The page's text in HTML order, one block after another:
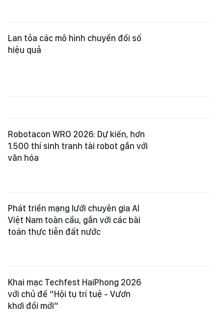
Lan tỏa các mô hình chuyển đổi số
hiệu quả
Robotacon WRO 2026: Dự kiến, hơn
1.500 thí sinh tranh tài robot gắn với
văn hóa
Phát triển mạng lưới chuyên gia AI
Việt Nam toàn cầu, gắn với các bài
toán thực tiễn đất nước
Khai mạc Techfest HaiPhong 2026
với chủ đề “Hội tụ trí tuệ - Vươn
khơi đổi mới”